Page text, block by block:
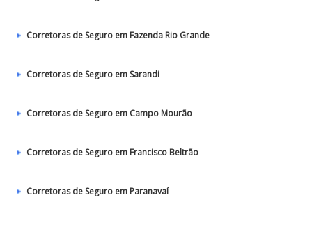
Corretoras de Seguro em Fazenda Rio Grande
Corretoras de Seguro em Sarandi
Corretoras de Seguro em Campo Mourão
Corretoras de Seguro em Francisco Beltrão
Corretoras de Seguro em Paranavaí